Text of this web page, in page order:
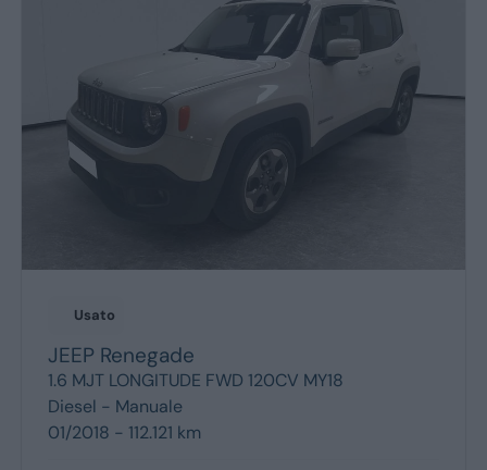
Usato
JEEP Renegade
1.6 MJT LONGITUDE FWD 120CV MY18
Diesel - Manuale
01/2018 - 112.121 km